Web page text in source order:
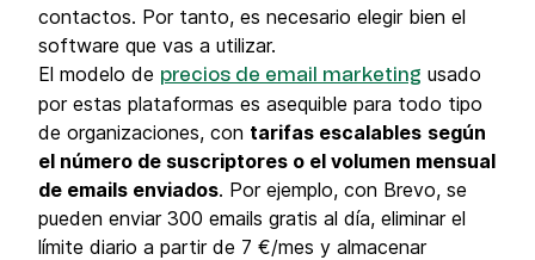
contactos. Por tanto, es necesario elegir bien el
software que vas a utilizar.
El modelo de precios de email marketing usado
por estas plataformas es asequible para todo tipo
de organizaciones, con tarifas escalables según
el número de suscriptores o el volumen mensual
de emails enviados. Por ejemplo, con Brevo, se
pueden enviar 300 emails gratis al día, eliminar el
límite diario a partir de 7 €/mes y almacenar